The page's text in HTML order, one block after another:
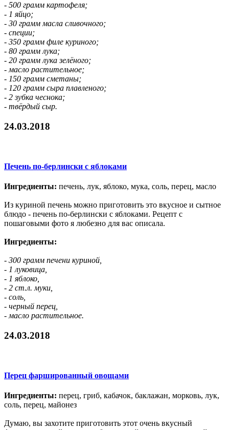
- 500 грамм картофеля;
- 1 яйцо;
- 30 грамм масла сливочного;
- специи;
- 350 грамм филе куриного;
- 80 грамм лука;
- 20 грамм лука зелёного;
- масло растительное;
- 150 грамм сметаны;
- 120 грамм сыра плавленого;
- 2 зубка чеснока;
- твёрдый сыр.
24.03.2018
Печень по-берлински с яблоками
Ингредиенты: печень, лук, яблоко, мука, соль, перец, масло
Из куриной печень можно приготовить это вкусное и сытное
блюдо - печень по-берлински с яблоками. Рецепт с
пошаговыми фото я любезно для вас описала.
Ингредиенты:
- 300 грамм печени куриной,
- 1 луковица,
- 1 яблоко,
- 2 ст.л. муки,
- соль,
- черный перец,
- масло растительное.
24.03.2018
Перец фаршированный овощами
Ингредиенты: перец, гриб, кабачок, баклажан, морковь, лук,
соль, перец, майонез
Думаю, вы захотите приготовить этот очень вкусный